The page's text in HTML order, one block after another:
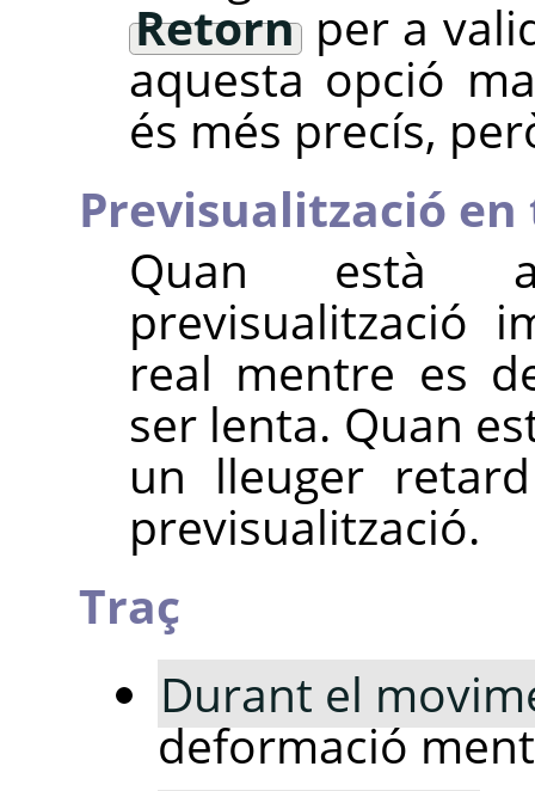
Retorn per a
aquesta opció
és més precís,
Previsualització
Quan està
previsualització
real mentre es
ser lenta. Quan
un lleuger
previsualització.
Traç
Durant el
deformació